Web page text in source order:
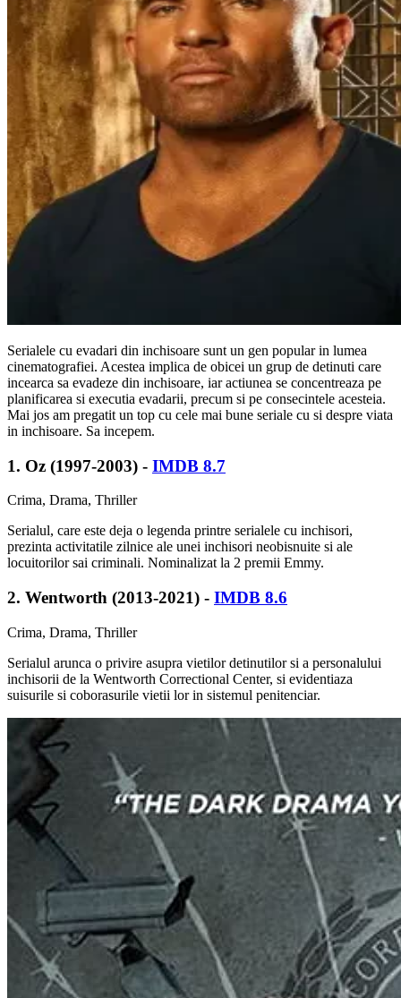
Serialele cu evadari din inchisoare sunt un gen popular in lumea
cinematografiei. Acestea implica de obicei un grup de detinuti care
incearca sa evadeze din inchisoare, iar actiunea se concentreaza pe
planificarea si executia evadarii, precum si pe consecintele acesteia.
Mai jos am pregatit un top cu cele mai bune seriale cu si despre viata
in inchisoare. Sa incepem.
1. Oz (1997-2003) - IMDB 8.7
Crima, Drama, Thriller
Serialul, care este deja o legenda printre serialele cu inchisori,
prezinta activitatile zilnice ale unei inchisori neobisnuite si ale
locuitorilor sai criminali. Nominalizat la 2 premii Emmy.
2. Wentworth (2013-2021) - IMDB 8.6
Crima, Drama, Thriller
Serialul arunca o privire asupra vietilor detinutilor si a personalului
inchisorii de la Wentworth Correctional Center, si evidentiaza
suisurile si coborasurile vietii lor in sistemul penitenciar.